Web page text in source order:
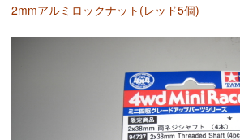
2mmアルミロックナット(レッド5個)